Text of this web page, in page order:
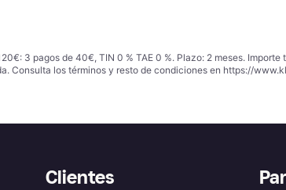
3 pagos de 40€, TIN 0 % TAE 0 %. Plazo: 2 meses.
Consulta los términos y resto de condiciones en https://
Clientes